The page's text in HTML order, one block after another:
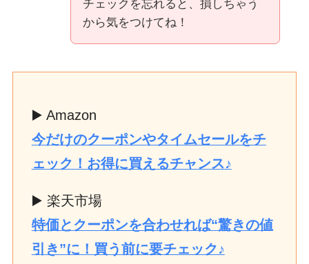
チェックを忘れると、損しちゃう
から気をつけてね！
▶️ Amazon
今だけのクーポンやタイムセールをチ
ェック！お得に買えるチャンス♪
▶️ 楽天市場
特価とクーポンを合わせれば“驚きの値
引き”に！買う前に要チェック♪